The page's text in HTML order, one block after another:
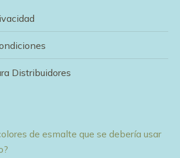
new
window
Distribuidores
de esmalte que se debería usar